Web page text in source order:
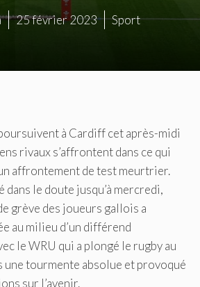
25 février 2023 Sport
à Cardiff cet après-midi
rivaux s’affrontent dans ce qui
affrontement de test meurtrier.
dans le doute jusqu’à mercredi,
grève des joueurs gallois a
au milieu d’un différend
le WRU qui a plongé le rugby au
une tourmente absolue et provoqué
sur l’avenir.